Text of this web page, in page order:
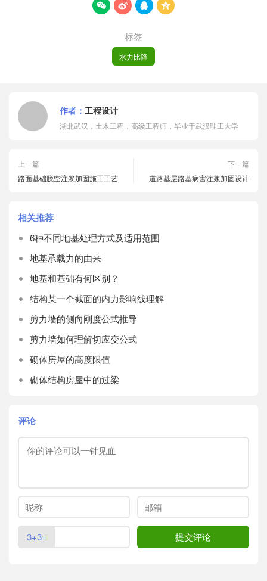
   
标签
水力比降
作者： 工程设计
湖北武汉，土木工程，高级工程师，毕业于武汉理工大学
上一篇
路面基础脱空注浆加固施工工艺
下一篇
道路基层路基病害注浆加固设计
相关推荐
6种不同地基处理方式及适用范围
地基承载力的由来
地基和基础有何区别？
结构某一个截面的内力影响线理解
剪力墙的侧向刚度公式推导
剪力墙如何理解切应变公式
砌体房屋的高度限值
砌体结构房屋中的过梁
评论
3+3=